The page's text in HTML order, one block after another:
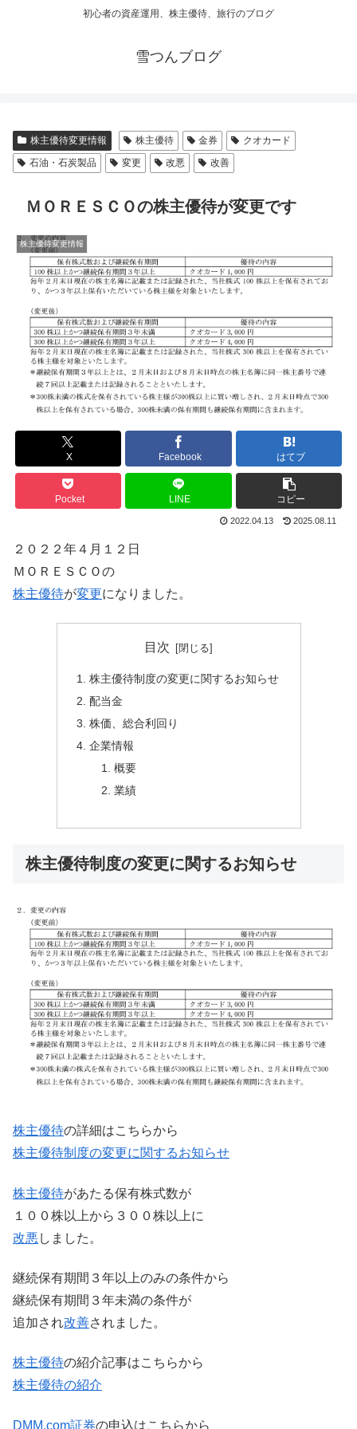
初心者の資産運用、株主優待、旅行のブログ
雪つんブログ
株主優待変更情報 株主優待 金券
クオカード
石油・石炭製品
変更 改悪 改善
ＭＯＲＥＳＣＯの株主優待が変更です
株主優待変更情報
X Facebook はてブ
Pocket LINE コピー
2022.04.13 2025.08.11
２０２２年４月１２日
ＭＯＲＥＳＣＯの
株主優待が変更になりました。
目次
株主優待制度の変更に関するお知らせ
配当金
株価、総合利回り
企業情報
概要
業績
株主優待制度の変更に関するお知らせ
株主優待の詳細はこちらから
株主優待制度の変更に関するお知らせ
株主優待があたる保有株式数が
１００株以上から３００株以上に
改悪 しました。
継続保有期間３年以上のみの条件から
継続保有期間３年未満の条件が
追加され改善されました。
株主優待の紹介記事はこちらから
株主優待の紹介
DMM.com証券の申込はこちらから